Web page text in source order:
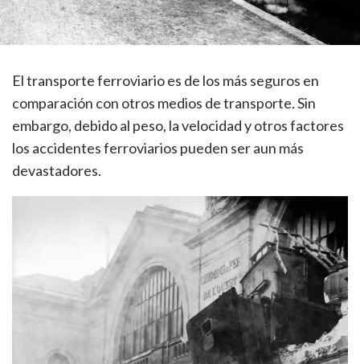
El transporte ferroviario es de los más seguros en
comparación con otros medios de transporte. Sin
embargo, debido al peso, la velocidad y otros factores
los accidentes ferroviarios pueden ser aun más
devastadores.